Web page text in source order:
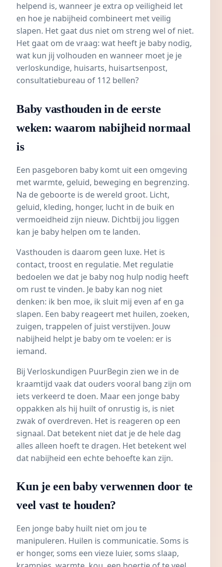
helpend is, wanneer je extra op veiligheid let
en hoe je nabijheid combineert met veilig
slapen. Het gaat dus niet om streng wel of niet.
Het gaat om de vraag: wat heeft je baby nodig,
wat kun jij volhouden en wanneer moet je je
verloskundige, huisarts, huisartsenpost,
consultatiebureau of 112 bellen?
Baby vasthouden in de eerste
weken: waarom nabijheid normaal
is
Een pasgeboren baby komt uit een omgeving
met warmte, geluid, beweging en begrenzing.
Na de geboorte is de wereld groot. Licht,
geluid, kleding, honger, lucht in de buik en
vermoeidheid zijn nieuw. Dichtbij jou liggen
kan je baby helpen om te landen.
Vasthouden is daarom geen luxe. Het is
contact, troost en regulatie. Met regulatie
bedoelen we dat je baby nog hulp nodig heeft
om rust te vinden. Je baby kan nog niet
denken: ik ben moe, ik sluit mij even af en ga
slapen. Een baby reageert met huilen, zoeken,
zuigen, trappelen of juist verstijven. Jouw
nabijheid helpt je baby om te voelen: er is
iemand.
Bij Verloskundigen PuurBegin zien we in de
kraamtijd vaak dat ouders vooral bang zijn om
iets verkeerd te doen. Maar een jonge baby
oppakken als hij huilt of onrustig is, is niet
zwak of overdreven. Het is reageren op een
signaal. Dat betekent niet dat je de hele dag
alles alleen hoeft te dragen. Het betekent wel
dat nabijheid een echte behoefte kan zijn.
Kun je een baby verwennen door te
veel vast te houden?
Een jonge baby huilt niet om jou te
manipuleren. Huilen is communicatie. Soms is
er honger, soms een vieze luier, soms slaap,